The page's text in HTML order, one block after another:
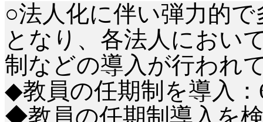
○法人化に伴い弾力的
となり、各法人におい
制などの導入が行われ
◆教員の任期制を導入：
◆教員の任期制導入を